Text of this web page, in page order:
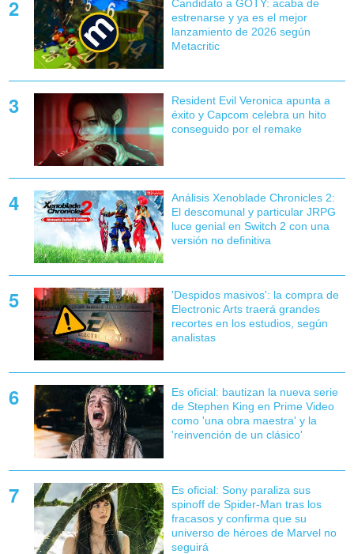
Candidato a GOTY: acaba de
estrenarse y ya es el mejor
lanzamiento de 2026 según
Metacritic
Resident Evil Veronica apunta a
éxito y Capcom celebra un hito
conseguido por el remake
Análisis Xenoblade Chronicles 2:
El descomunal y particular JRPG
luce genial en Switch 2 con una
versión no definitiva
'Despidos masivos': la compra de
Electronic Arts traerá grandes
recortes en los estudios, según
analistas
Es oficial: bautizan la nueva serie
de Stephen King en Prime Video
como 'una obra maestra' y la
'reinvención de un clásico'
Es oficial: Sony paraliza sus
spinoff de Spider-Man tras los
fracasos y confirma que su
universo de héroes de Marvel no
seguirá